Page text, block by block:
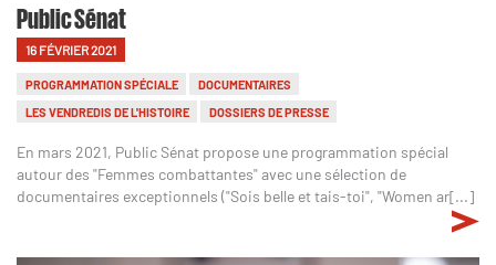
Public Sénat
16 FÉVRIER 2021
PROGRAMMATION SPÉCIALE
DOCUMENTAIRES
LES VENDREDIS DE L'HISTOIRE
DOSSIERS DE PRESSE
En mars 2021, Public Sénat propose une programmation spécial
autour des "Femmes combattantes" avec une sélection de
documentaires exceptionnels ("Sois belle et tais-toi", "Women ar[...]